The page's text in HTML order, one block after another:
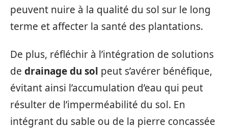
peuvent nuire à la qualité du sol sur le long
terme et affecter la santé des plantations.
De plus, réfléchir à l’intégration de solutions
de drainage du sol peut s’avérer bénéfique,
évitant ainsi l’accumulation d’eau qui peut
résulter de l’imperméabilité du sol. En
intégrant du sable ou de la pierre concassée